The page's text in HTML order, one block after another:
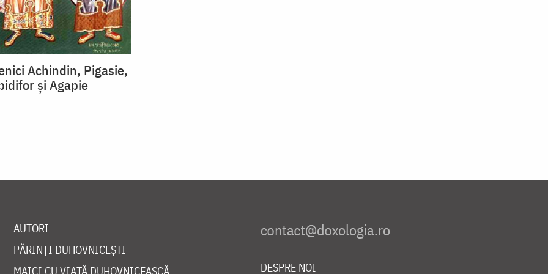
Achindin, Pigasie,
și Agapie
AUTORI
PĂRINȚI DUHOVNICEȘTI
MAICI CU VIAȚĂ DUHOVNICEASCĂ
DESPRE NOI